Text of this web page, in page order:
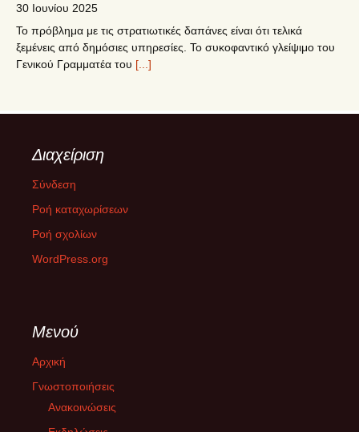
30 Ιουνίου 2025
Το πρόβλημα με τις στρατιωτικές δαπάνες είναι ότι τελικά
ξεμένεις από δημόσιες υπηρεσίες. Το συκοφαντικό γλείψιμο του
Γενικού Γραμματέα του [...]
Το 5o Συνέδριο του ΣΥΡΙΖΑ-ΠΣ πραγματοποιήθηκε στις 12-15
Ιουνίου 2025 στο Δημοτικό Γυμναστήριο Περιστερίου. Η
ψηφοφορία για την εκλογή των 250
ΔΙΚΑΙΟΣΥΝΗ ΜΕΧΡΙ ΤΕΛΟΥΣ
26 Φεβρουαρίου 2025
Την Παρασκευή 28/02/2025 στην επέτειο μνήμης της τραγωδίας
Με την ακροδεξιά στη εξουσία της Ευρώπης χρειαζόμαστε
συντηρητικούς να συμμαχούν με το AfD στη Γερμανία και την
Διαχείριση
Σύνδεση
Ροή καταχωρίσεων
Ροή σχολίων
WordPress.org
Μενού
Αρχική
Γνωστοποιήσεις
Ανακοινώσεις